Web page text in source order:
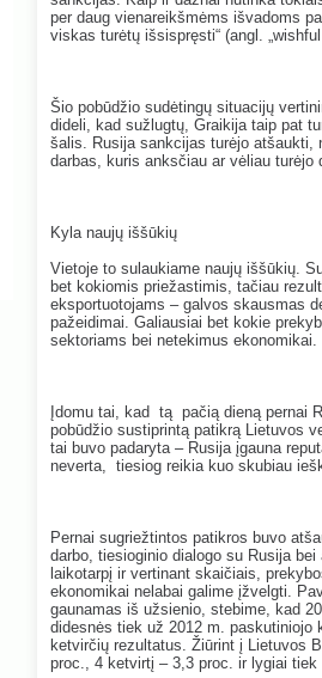
per daug vienareikšmėms išvadoms
viskas turėtų išsispręsti“ (angl.
Šio pobūdžio sudėtingų situacijų
dideli, kad sužlugtų, Graikija taip pat
šalis. Rusija sankcijas turėjo
darbas, kuris anksčiau ar vėliau turėjo
Kyla naujų iššūkių
Vietoje to sulaukiame naujų iššūkių.
bet kokiomis priežastimis, tačiau
eksportuotojams – galvos skausmas
pažeidimai. Galiausiai bet kokie
sektoriams bei netekimus ekonomikai.
Įdomu tai, kad tą pačią dieną pernai
pobūdžio sustiprintą patikrą Lietuvos
tai buvo padaryta – Rusija įgauna
neverta, tiesiog reikia kuo skubiau
Pernai sugriežtintos patikros buvo
darbo, tiesioginio dialogo su Rusija
laikotarpį ir vertinant skaičiais,
ekonomikai nelabai galime įžvelgti.
gaunamas iš užsienio, stebime, kad
didesnės tiek už 2012 m.
ketvirčių rezultatus. Žiūrint į Lietuvos
proc., 4 ketvirtį – 3,3 proc. ir lygiai